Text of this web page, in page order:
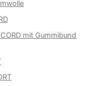
mit Gummibund